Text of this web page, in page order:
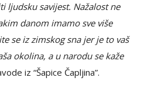
ljudsku savijest. Nažalost ne
danom imamo sve više
se iz zimskog sna jer je to vaš
okolina, a u narodu se kaže
iz “Šapice Čapljina”.